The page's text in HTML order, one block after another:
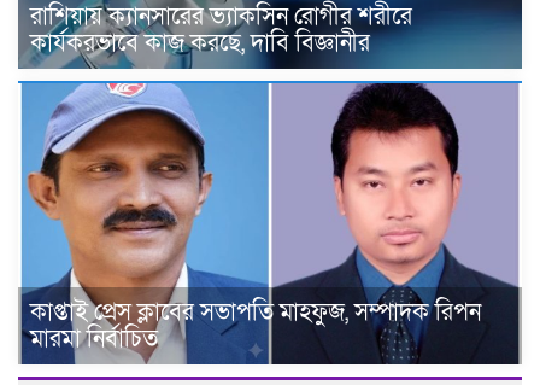
রাশিয়ায় ক্যানসারের ভ্যাকসিন রোগীর শরীরে
কার্যকরভাবে কাজ করছে, দাবি বিজ্ঞানীর
কাপ্তাই প্রেস ক্লাবের সভাপতি মাহফুজ, সম্পাদক রিপন
মারমা নির্বাচিত